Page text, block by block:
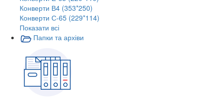
Конверти В4 (353*250)
Конверти С-65 (229*114)
Показати всі
Папки та архіви